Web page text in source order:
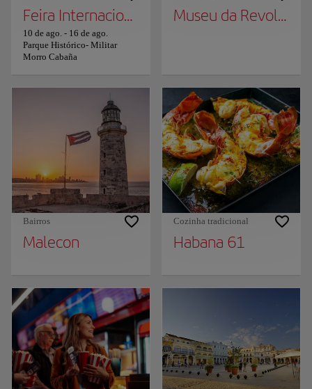
Feira Internacional do Livro de Havana
10 de ago. - 16 de ago.
Parque Histórico- Militar
Morro Cabaña
Museu da
Bairros
Malecon
Cozinha tradicional
Habana 61